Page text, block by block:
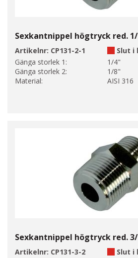
Sexkantnippel högtryck red. 1/
Artikelnr: CP131-2-1
Slut i
Gänga storlek 1:
1/4"
Gänga storlek 2:
1/8"
Material:
AISI 316
Sexkantnippel högtryck red. 3/
Artikelnr: CP131-3-2
Slut i